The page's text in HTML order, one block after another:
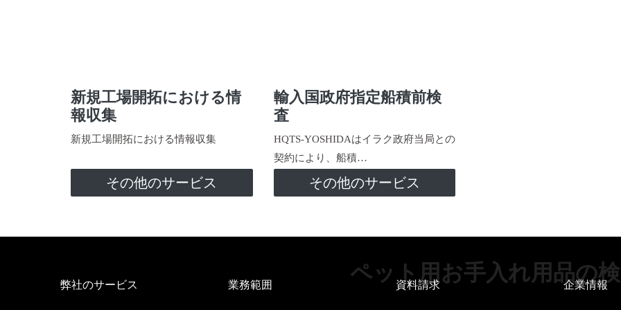
新規工場開拓における情
報収集
新規工場開拓における情報収集
その他のサービス
輸入国政府指定船積前検
査
HQTS-YOSHIDAはイラク政府当局との
契約により、船積…
その他のサービス
ペット用お手入れ用品の
弊社のサービス 業務範囲 資料請求 企業情報